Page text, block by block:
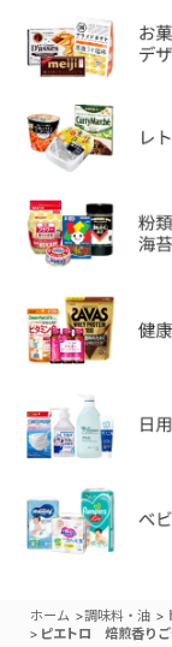
ホーム >調味料・油 >
> ピエトロ 焙煎香り